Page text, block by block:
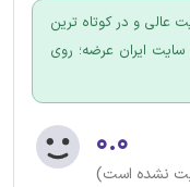
عالی و در کوتاه ترین
ایران عرضه؛ روی
۰.۰
نشده است)